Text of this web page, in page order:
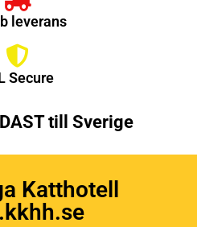
leverans
Secure
till Sverige
Katthotell